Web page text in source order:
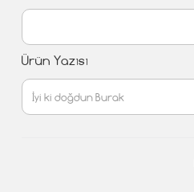
Ürün Yazısı